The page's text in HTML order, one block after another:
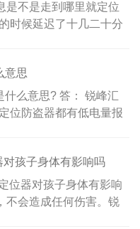
是不是走到哪里就定位
时候延迟了十几二十分
意思
什么意思? 答： 锐峰汇
位防盗器都有低电量报
孩子身体有影响吗
位器对孩子身体有影响
不会造成任何伤害。锐